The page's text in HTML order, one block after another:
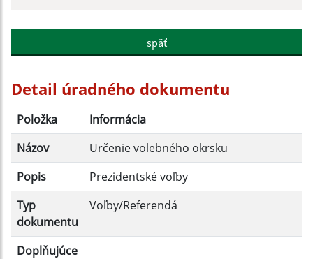
Popis:
Dátum zverejnenia do:
Filtrovať
späť
Detail úradného dokumentu
Položka
Informácia
Názov
Určenie volebného okrsku
Popis
Prezidentské voľby
Typ
dokumentu
Voľby/Referendá
Doplňujúce